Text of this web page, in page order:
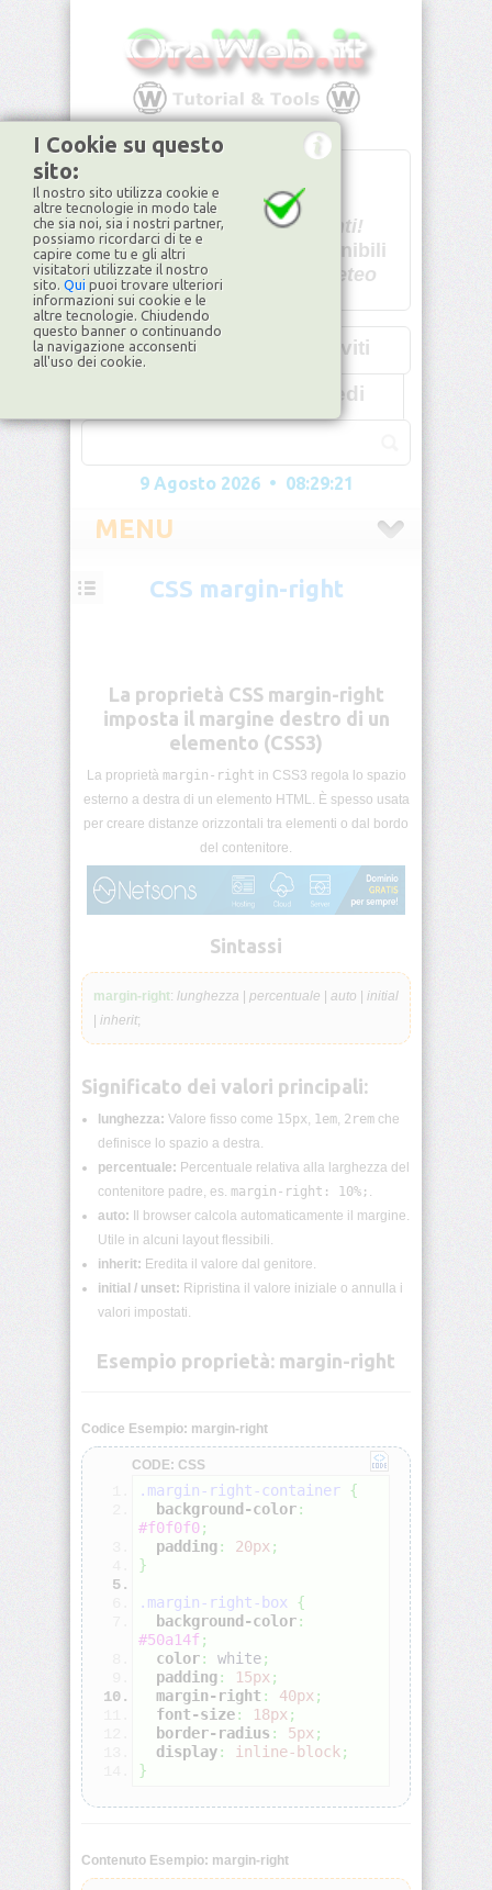
U - -
Spiacenti!
non disponibili
Dati meteo
©2026ilMeteo.it
Iscriviti
Accedi
9 Agosto 2026 • 08:29:24
MENU
CSS
Pseudo-
classi
Pseudo-
elementi
CSS
lunghezza
CSS
Browser
Commenti
accent-
align-
items
align-
self
all
animation
animation-
delay
animation-
direction
duration
CSS margin-right
La proprietà CSS margin-right
imposta il margine destro di un
elemento (CSS3)
La proprietà margin-right in CSS3 regola lo spazio
esterno a destra di un elemento HTML. È spesso usata
per creare distanze orizzontali tra elementi o dal bordo
del contenitore.
Sintassi
margin-right: lunghezza percentuale auto
initial
inherit;
Significato dei valori principali:
lunghezza: Valore fisso come 15px, 1em, 2rem che
definisce lo spazio a destra.
percentuale: Percentuale relativa alla larghezza del
contenitore padre, es. margin-right: 10%; .
auto: Il browser calcola automaticamente il margine.
Utile in alcuni layout flessibili.
inherit: Eredita il valore dal genitore.
initial / unset: Ripristina il valore iniziale o annulla i
valori impostati.
Esempio proprietà: margin-right
Codice Esempio: margin-right
CODE: CSS
.margin-right-container {
background-color:
#f0f0f0;
padding: 20px ;
}
.margin-right-box
{
background-color:
#50a14f ;
color: white;
padding: 15px ;
margin-right : 40px ;
font-size: 18px ;
border-radius : 5px ;
display: inline-block ;
}
Contenuto Esempio: margin-right
I Cookie su questo
sito:
Il nostro sito utilizza cookie e
altre tecnologie in modo tale
che sia noi, sia i nostri partner,
possiamo ricordarci di te e
capire come tu e gli altri
visitatori utilizzate il nostro
sito. Qui puoi trovare ulteriori
informazioni sui cookie e le
altre tecnologie. Chiudendo
questo banner o continuando
la navigazione acconsenti
all'uso dei cookie.